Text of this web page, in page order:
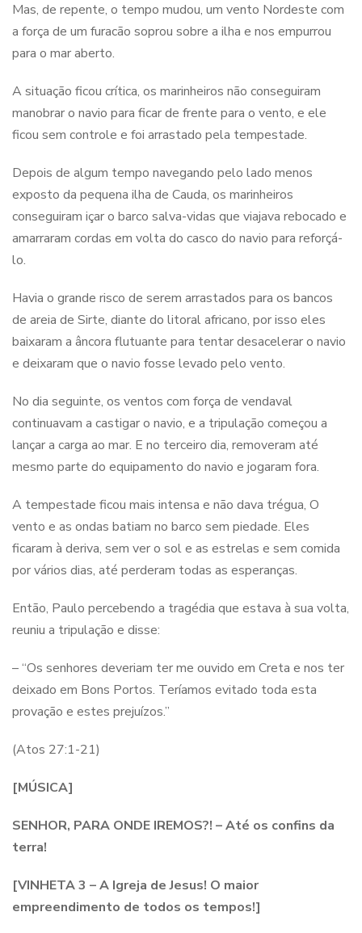
Mas, de repente, o tempo mudou, um vento Nordeste com
a força de um furacão soprou sobre a ilha e nos empurrou
para o mar aberto.
A situação ficou crítica, os marinheiros não conseguiram
manobrar o navio para ficar de frente para o vento, e ele
ficou sem controle e foi arrastado pela tempestade.
Depois de algum tempo navegando pelo lado menos
exposto da pequena ilha de Cauda, os marinheiros
conseguiram içar o barco salva-vidas que viajava rebocado e
amarraram cordas em volta do casco do navio para reforçá-
lo.
Havia o grande risco de serem arrastados para os bancos
de areia de Sirte, diante do litoral africano, por isso eles
baixaram a âncora flutuante para tentar desacelerar o navio
e deixaram que o navio fosse levado pelo vento.
No dia seguinte, os ventos com força de vendaval
continuavam a castigar o navio, e a tripulação começou a
lançar a carga ao mar. E no terceiro dia, removeram até
mesmo parte do equipamento do navio e jogaram fora.
A tempestade ficou mais intensa e não dava trégua, O
vento e as ondas batiam no barco sem piedade. Eles
ficaram à deriva, sem ver o sol e as estrelas e sem comida
por vários dias, até perderam todas as esperanças.
Então, Paulo percebendo a tragédia que estava à sua volta,
reuniu a tripulação e disse:
– “Os senhores deveriam ter me ouvido em Creta e nos ter
deixado em Bons Portos. Teríamos evitado toda esta
provação e estes prejuízos.”
(Atos 27:1-21)
[MÚSICA]
SENHOR, PARA ONDE IREMOS?! – Até os confins da
terra!
[VINHETA 3 – A Igreja de Jesus! O maior
empreendimento de todos os tempos!]